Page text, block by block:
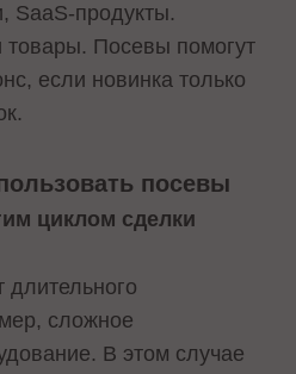
SaaS-продукты.
Посевы помогут
если новинка только
посевы
циклом сделки
длительного
сложное
В этом случае